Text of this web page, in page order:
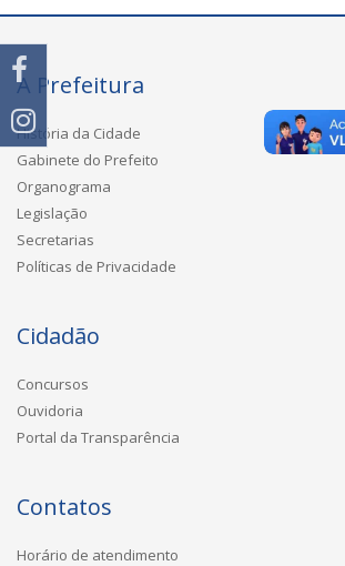
A Prefeitura
História da Cidade
Gabinete do Prefeito
Organograma
Legislação
Secretarias
Políticas de Privacidade
Cidadão
Concursos
Ouvidoria
Portal da Transparência
Contatos
Horário de atendimento